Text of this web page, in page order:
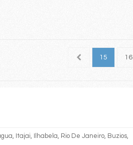
14 15 16
Itajai, Ilhabela, Rio De Janeiro, Buzios,